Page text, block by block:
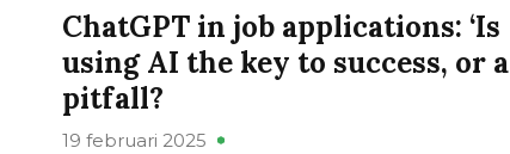
ChatGPT in job applications: ‘Is
using AI the key to success, or a
pitfall?
19 februari 2025